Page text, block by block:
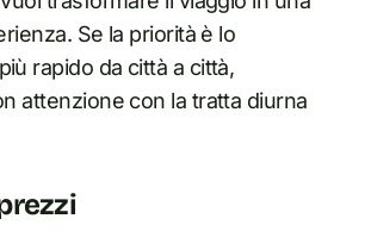
Se la priorità è lo
rapido da città a città,
attenzione con la tratta diurna